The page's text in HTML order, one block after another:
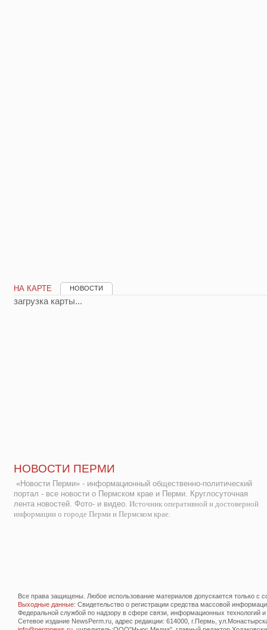
НА КАРТЕ НОВОСТИ
загрузка карты...
НОВОСТИ ПЕРМИ
«Новости Перми» - информационный общественно-политический
портал - все новости о Пермском крае и Перми. Круглосуточная
лента новостей. Фото- и видео. Источник оперативной и достоверной
информации о городе Перми и Пермском крае.
Все права защищены. Любое использование материалов допускается только с
Выходные данные: Свидетельство о регистрации средства массовой
Федеральной службой по надзору в сфере связи, информационных технологий
Сетевое издание NewsPerm.ru, адрес редакции: 614000, г.Пермь,